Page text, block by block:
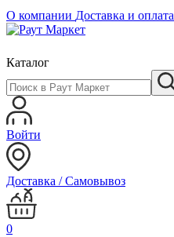
О компании Доставка и оплата
Каталог
Войти
Доставка / Самовывоз
0